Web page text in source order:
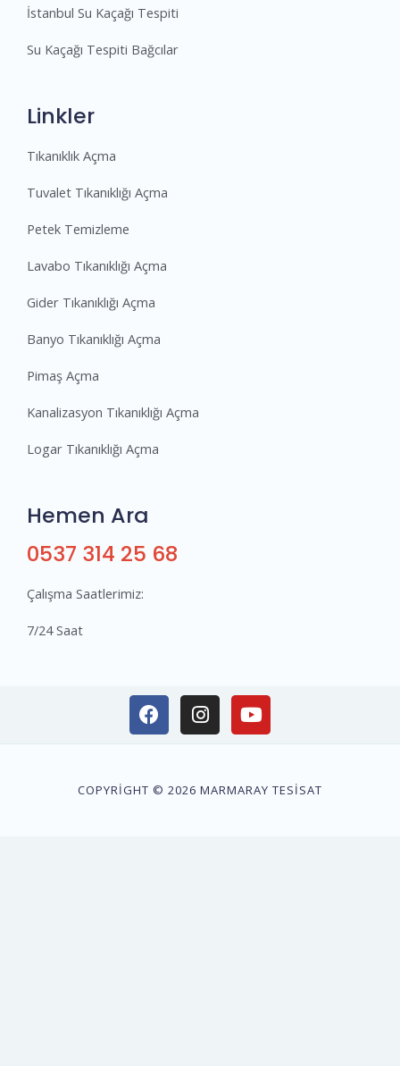
İstanbul Su Kaçağı Tespiti
Su Kaçağı Tespiti Bağcılar
Linkler
Tıkanıklık Açma
Tuvalet Tıkanıklığı Açma
Petek Temizleme
Lavabo Tıkanıklığı Açma
Gider Tıkanıklığı Açma
Banyo Tıkanıklığı Açma
Pimaş Açma
Kanalizasyon Tıkanıklığı Açma
Logar Tıkanıklığı Açma
Hemen Ara
0537 314 25 68
Çalışma Saatlerimiz:
7/24 Saat
COPYRIGHT © 2026 MARMARAY TESISAT